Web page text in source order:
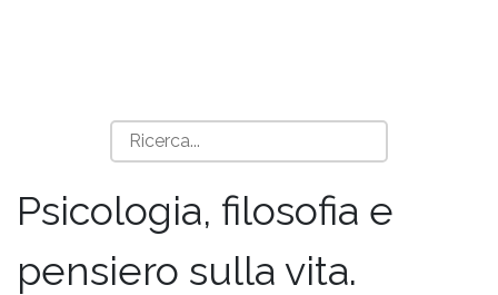
Psicologia, filosofia e
pensiero sulla vita.